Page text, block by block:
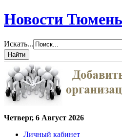
Новости
Искать...
Четверг, 6 Август 2026
Личный кабинет